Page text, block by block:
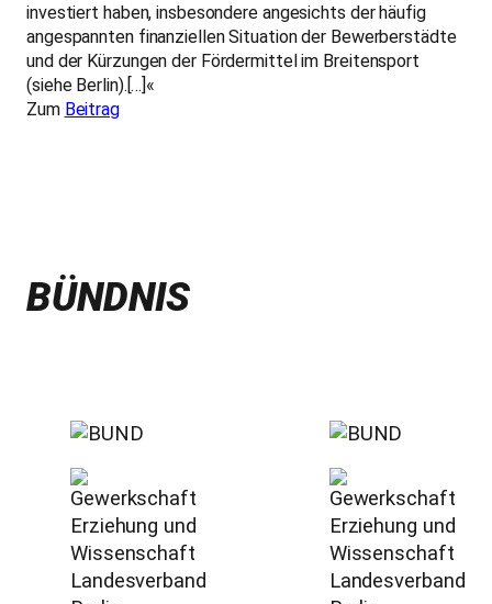
investiert haben, insbesondere angesichts der häufig
angespannten finanziellen Situation der Bewerberstädte
und der Kürzungen der Fördermittel im Breitensport
(siehe Berlin).[…]«
Zum Beitrag
BÜNDNIS